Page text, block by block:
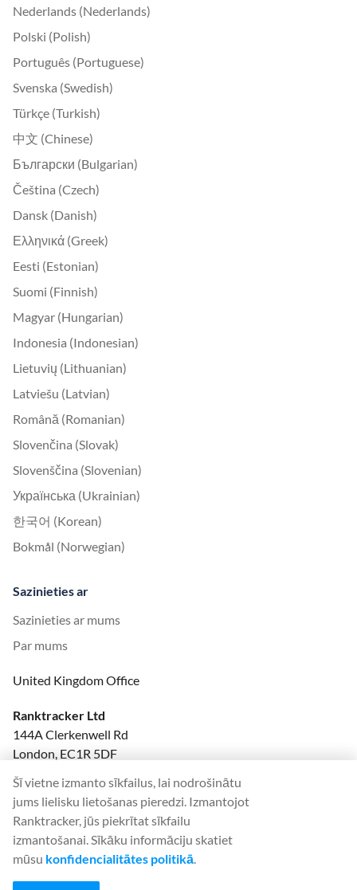
Nederlands (Nederlands)
Polski (Polish)
Português (Portuguese)
Svenska (Swedish)
Türkçe (Turkish)
中文 (Chinese)
Български (Bulgarian)
Čeština (Czech)
Dansk (Danish)
Ελληνικά (Greek)
Eesti (Estonian)
Suomi (Finnish)
Magyar (Hungarian)
Indonesia (Indonesian)
Lietuvių (Lithuanian)
Latviešu (Latvian)
Română (Romanian)
Slovenčina (Slovak)
Slovenščina (Slovenian)
Українська (Ukrainian)
한국어 (Korean)
Bokmål (Norwegian)
Sazinieties ar
Sazinieties ar mums
Par mums
United Kingdom Office
Ranktracker Ltd
144A Clerkenwell Rd
London, EC1R 5DF
felix@ranktracker.com
2015 -2026© Ranktracker. All Rights Reserved.
Šī vietne izmanto sīkfailus, lai nodrošinātu
jums lielisku lietošanas pieredzi. Izmantojot
Ranktracker, jūs piekrītat sīkfailu
izmantošanai. Sīkāku informāciju skatiet
mūsu konfidencialitātes politikā.